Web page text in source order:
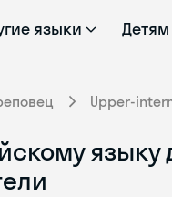
языки Детям
Upper-